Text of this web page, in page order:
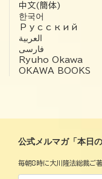
中文(簡体)
한국어
Русский
العربية‏
فارسی
Ryuho Okawa
OKAWA BOOKS
公式メルマガ「本日の
毎朝8時に大川隆法総裁ご